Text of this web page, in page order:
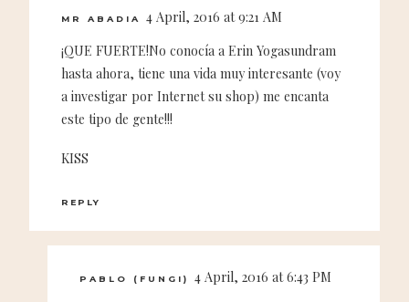
MR ABADIA
4 April, 2016 at 9:21 AM
¡QUE FUERTE!No conocía a Erin Yogasundram
hasta ahora, tiene una vida muy interesante (voy
a investigar por Internet su shop) me encanta
este tipo de gente!!!
KISS
REPLY
PABLO (FUNGI)
4 April, 2016 at 6:43 PM